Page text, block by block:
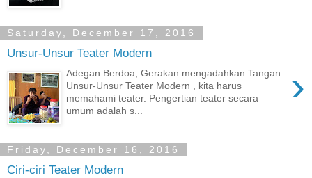
Saturday, December 17, 2016
Unsur-Unsur Teater Modern
›
Adegan Berdoa, Gerakan mengadahkan Tangan
Unsur-Unsur Teater Modern , kita harus
memahami teater. Pengertian teater secara
umum adalah s...
Friday, December 16, 2016
Ciri-ciri Teater Modern